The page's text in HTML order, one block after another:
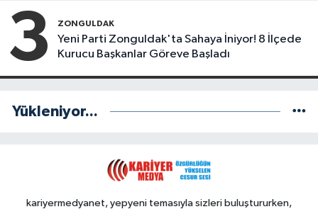
3 ZONGULDAK
Yeni Parti Zonguldak'ta Sahaya İniyor! 8 İlçede
Kurucu Başkanlar Göreve Başladı
Yükleniyor...
kariyermedyanet, yepyeni temasıyla sizleri buluştururken,